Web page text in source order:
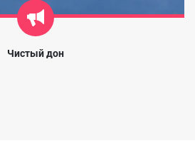
Чистый дон